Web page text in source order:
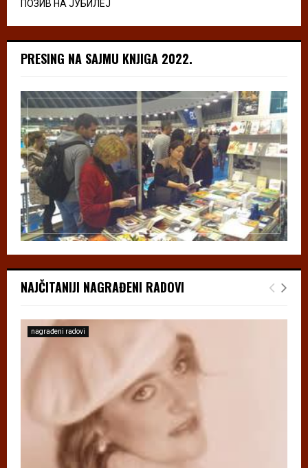
ПОЗИВ НА ЈУБИЛЕЈ
PRESING NA SAJMU KNJIGA 2022.
NAJČITANIJI NAGRAĐENI RADOVI
nagrađeni radovi